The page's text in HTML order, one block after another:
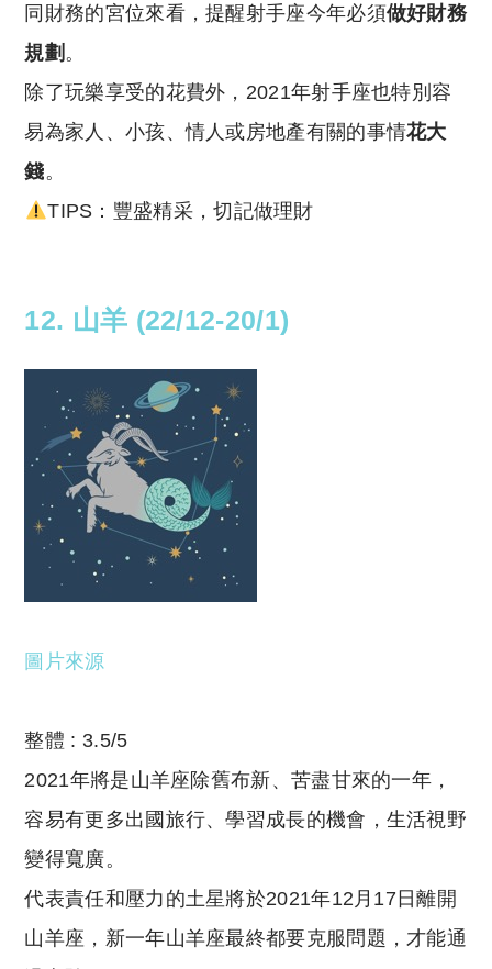
同財務的宮位來看，提醒射手座今年必須做好財務
規劃 。
除了玩樂享受的花費外，2021年射手座也特別容
易為家人、小孩、情人或房地產有關的事情花大
錢。
TIPS：豐盛精采，切記做理財
12. 山羊 (22/12-20/1)
圖片來源
整體 : 3.5/5
2021年將是山羊座除舊布新、苦盡甘來的一年，
容易有更多出國旅行、學習成長的機會，生活視野
變得寬廣。
代表責任和壓力的土星將於2021年12月17日離開
山羊座，新一年山羊座最終都要克服問題，才能通